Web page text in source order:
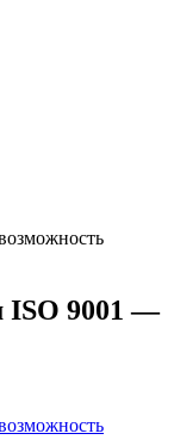
ISO 9001 —